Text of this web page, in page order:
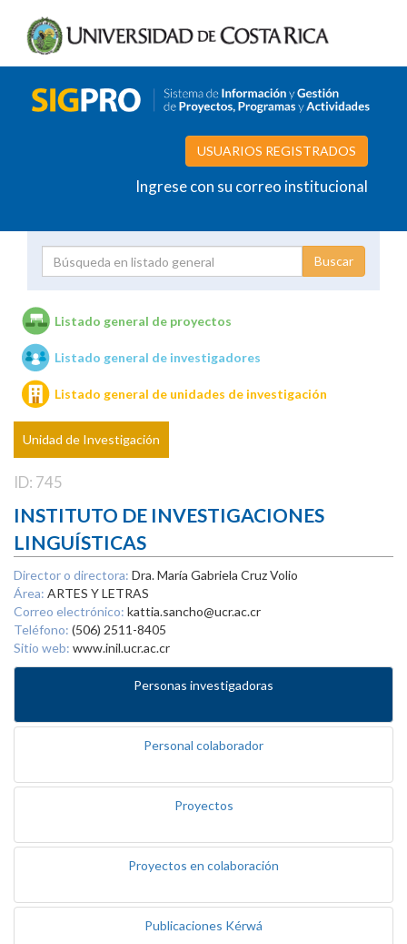
USUARIOS REGISTRADOS
Ingrese con su correo institucional
Unidades de investigación
Listado general de proyectos
Listado general de investigadores
Listado general de unidades de investigación
Unidad de Investigación
ID: 745
INSTITUTO DE INVESTIGACIONES
LINGUÍSTICAS
Director o directora: Dra. María Gabriela Cruz Volio
Área: ARTES Y LETRAS
Correo electrónico: kattia.sancho@ucr.ac.cr
Teléfono: (506) 2511-8405
Sitio web: www.inil.ucr.ac.cr
Personas investigadoras
Personal colaborador
Proyectos
Proyectos en colaboración
Publicaciones Kérwá